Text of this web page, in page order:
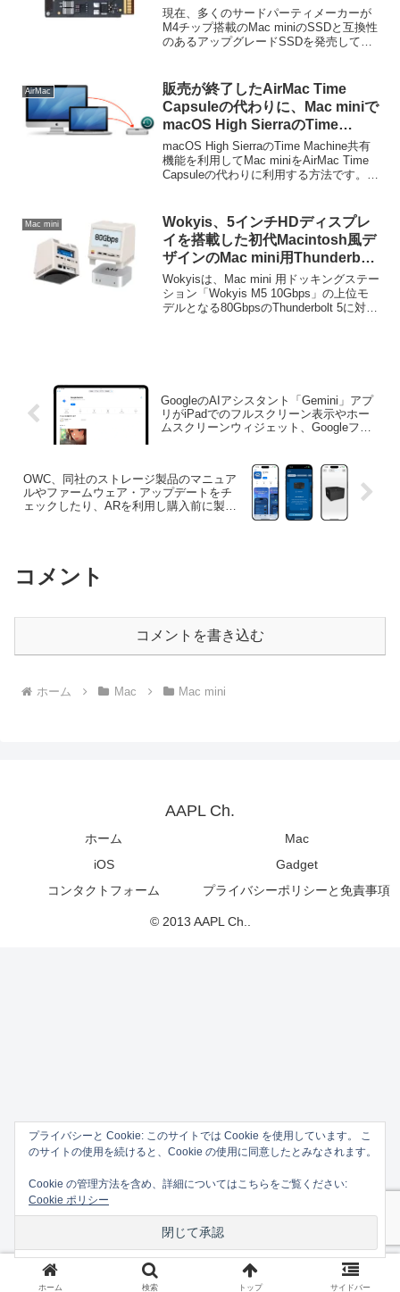
mini (2024)用アップグレード
SSDが発売。
現在、多くのサードパーティメーカーが
M4チップ搭載のMac miniのSSDと互換性
のあるアップグレードSSDを発売してい
アップグレードSSDが新たに発売されて
います。
AirMac
販売が終了したAirMac Time
Capsuleの代わりに、Mac miniで
macOS High SierraのTime
Machine共有機能を利用する。
macOS High SierraのTime Machine共有
機能を利用してMac miniをAirMac Time
Capsuleの代わりに利用する方法です。詳
Mac mini
Wokyis、5インチHDディスプレ
イを搭載した初代Macintosh風デ
ザインのMac mini用Thunderbolt
5ドック「Wokyis M5 80Gbps」
を日本でも発売。
Wokyisは、Mac mini 用ドッキングステー
ション「Wokyis M5 10Gbps」の上位モ
デルとなる80GbpsのThunderbolt 5に対応
GoogleのAIアシスタント「Gemini」アプ
リがiPadでのフルスクリーン表示やホー
ムスクリーンウィジェット、Googleフォ
OWC、同社のストレージ製品のマニュア
ルやファームウェア・アップデートをチ
ェックしたり、ARを利用し購入前に製品
コメント
コメントを書き込む
ホーム Mac Mac mini
AAPL Ch.
ホーム
Mac
iOS
Gadget
コンタクトフォーム
プライバシーポリシーと免責事項
© 2013 AAPL Ch..
ホーム 検索 トップ サイドバー
プライバシーと Cookie: このサイトでは Cookie を使用しています。 こ
のサイトの使用を続けると、Cookie の使用に同意したとみなされます。
Cookie の管理方法を含め、詳細についてはこちらをご覧ください:
Cookie ポリシー